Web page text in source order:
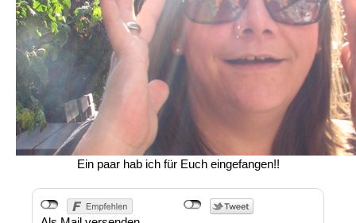
Ein paar hab ich für Euch eingefangen!!